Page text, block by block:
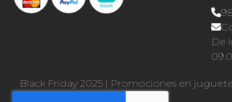
De
Black Friday 2025 | Promociones en